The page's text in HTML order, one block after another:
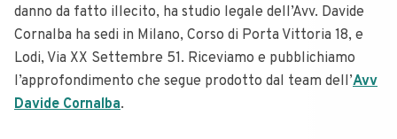
danno da fatto illecito, ha studio legale dell’Avv. Davide
Cornalba ha sedi in Milano, Corso di Porta Vittoria 18, e
Lodi, Via XX Settembre 51. Riceviamo e pubblichiamo
l’approfondimento che segue prodotto dal team dell’Avv
Davide Cornalba.